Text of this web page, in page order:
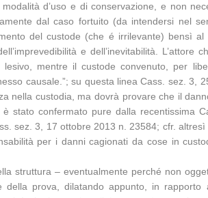
d’uso e di conservazione, e non
dal caso fortuito (da intendersi nel
del custode (che é irrilevante) bensì al
e dell’inevitabilità. L’attore
mentre il custode convenuto, per
causale.”; su questa linea Cass. sez. 3,
nella custodia, ma dovrà provare che il
stato confermato pure dalla recentissima
sez. 3, 17 ottobre 2013 n. 23584; cfr. altresì
per i danni cagionati da cose in
struttura – eventualmente perché non
prova, dilatando appunto, in rapporto